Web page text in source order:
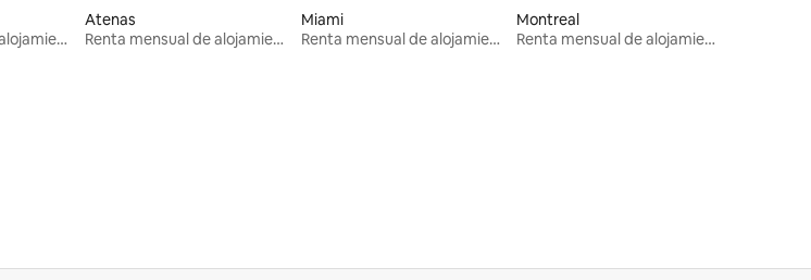
Renta mensual de alojamientos
Atenas
Renta mensual de alojamientos
Miami
Renta mensual de alojamientos
Montreal
Renta mensual de alojamientos